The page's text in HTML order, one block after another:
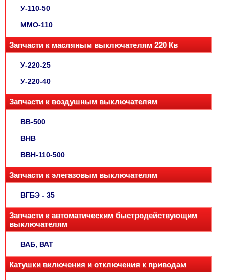
У-110-50
ММО-110
Запчасти к масляным выключателям 220 Кв
У-220-25
У-220-40
Запчасти к воздушным выключателям
ВВ-500
ВНВ
ВВН-110-500
Запчасти к элегазовым выключателям
ВГБЭ - 35
Запчасти к автоматическим быстродействующим
выключателям
ВАБ, ВАТ
Катушки включения и отключения к приводам